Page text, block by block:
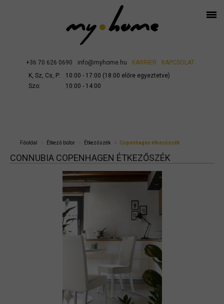
+36 70 626 0690 info@myhome.hu KARRIER
KAPCSOLAT
K, Sz, Cs, P:
10:00 - 17:00 (18:00 előre egyeztetve)
Szo:
10:00 - 14:00
Főoldal Étkező bútor Étkezőszék Copenhagen étkezőszék
CONNUBIA COPENHAGEN ÉTKEZŐSZÉK